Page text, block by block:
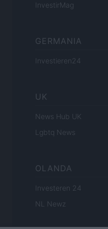
InvestirMag
GERMANIA
Investieren24
UK
News Hub UK
Lgbtq News
OLANDA
Investeren 24
NL Newz